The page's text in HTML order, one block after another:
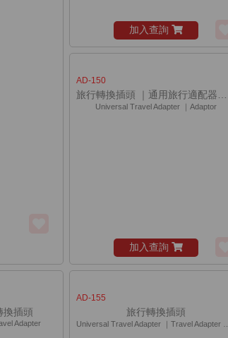
加入查詢
AD-150
旅行轉換插頭 ｜通用旅行適配器｜萬能插頭
Universal Travel Adapter ｜Adaptor
加入查詢
換插頭
Adapter
AD-155
旅行轉換插頭
Universal Travel Adapter ｜